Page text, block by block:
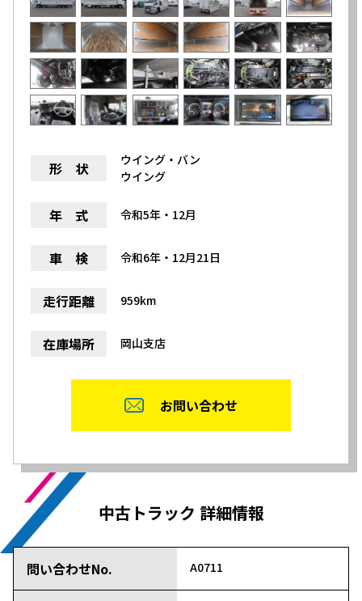
形 状
ウイング・バン
ウイング
年 式 令和5年・12月
車 検 令和6年・12月21日
走行距離 959km
在庫場所 岡山支店
お問い合わせ
中古トラック 詳細情報
問い合わせNo. A0711